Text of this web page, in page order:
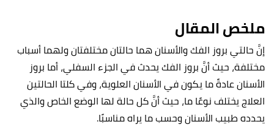
ملخص المقال
إنَّ حالتي بروز الفك والأسنان هما حالتان مختلفتان ولهما أسباب
مختلفة، حيث أنَّ بروز الفك يحدث في الجزء السفلي، أما بروز
الأسنان عادةً ما يكون في الأسنان العلوية، وفي كلتا الحالتين
العلاج يختلف نوعًا ما، حيث أنَّ كل حالة لها الوضع الخاص والذي
يحدده طبيب الأسنان وحسب ما يراه مناسبًا.